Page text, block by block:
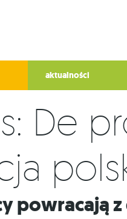
aktualności
De
powracają